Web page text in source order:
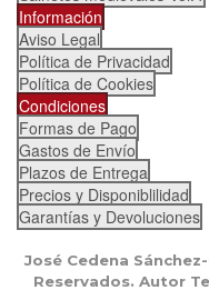
Información
Aviso Legal
Política de Privacidad
Política de Cookies
Condiciones
Formas de Pago
Gastos de Envío
Plazos de Entrega
Precios y Disponiblilidad
Garantías y Devoluciones
José Cedena
Reservados. Autor